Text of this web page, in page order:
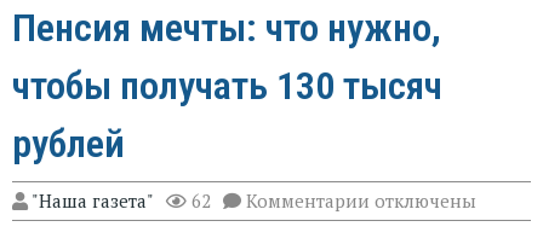
Пенсия мечты: что нужно,
чтобы получать 130 тысяч
рублей
"Наша газета" 62 Комментарии к
записи
отключены